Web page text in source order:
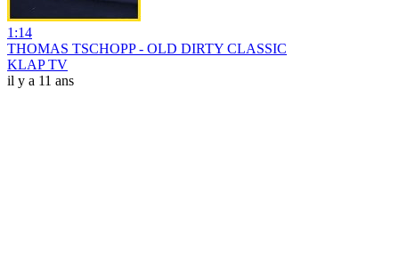
1:14
THOMAS TSCHOPP - OLD DIRTY CLASSIC
KLAP TV
il y a 11 ans